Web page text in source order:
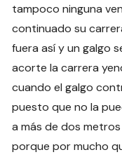
tampoco ninguna
continuado su
fuera así y un galgo
acorte la carrera
cuando el galgo
puesto que no la
a más de dos
porque por mucho